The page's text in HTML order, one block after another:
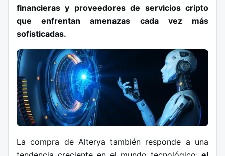
financieras y proveedores de servicios cripto
que enfrentan amenazas cada vez más
sofisticadas.
La compra de Alterya también responde a una